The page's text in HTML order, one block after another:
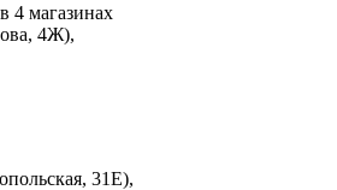
4 магазинах
4Ж),
31Е),